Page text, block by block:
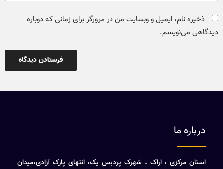
ذخیره نام، ایمیل و وبسایت من در مرورگر برای زمانی که دوباره
دیدگاهی می‌نویسم.
درباره ما
استان مرکزی ، اراک ، شهرک پردیس یک، انتهای پارک آزادی،میدان